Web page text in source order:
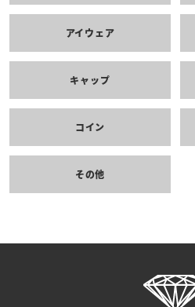
アイウェア
キャップ
コイン
その他